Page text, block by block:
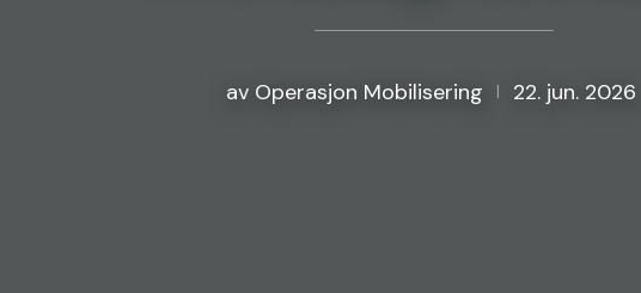
av Operasjon Mobilisering 22. jun. 2026